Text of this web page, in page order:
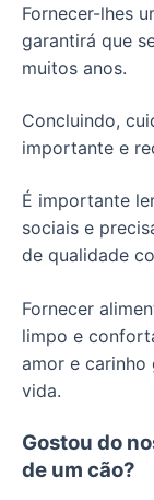
Fornecer-lhes
garantirá que
muitos anos.
Concluindo,
importante e
É importante
sociais e
de qualidade
Fornecer
limpo e
amor e carinho
vida.
Gostou do
de um cão?